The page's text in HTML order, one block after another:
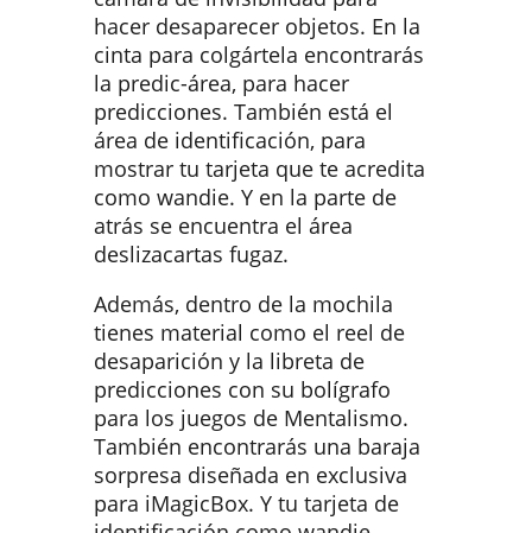
hacer desaparecer objetos. En la
cinta para colgártela encontrarás
la predic-área, para hacer
predicciones. También está el
área de identificación, para
mostrar tu tarjeta que te acredita
como wandie. Y en la parte de
atrás se encuentra el área
deslizacartas fugaz.
Además, dentro de la mochila
tienes material como el reel de
desaparición y la libreta de
predicciones con su bolígrafo
para los juegos de Mentalismo.
También encontrarás una baraja
sorpresa diseñada en exclusiva
para iMagicBox. Y tu tarjeta de